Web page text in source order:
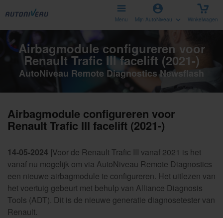
Menu Mijn AutoNiveau Winkelwagen
Airbagmodule configureren voor
Renault Trafic III facelift (2021-)
AutoNiveau Remote Diagnostics Newsflash
Airbagmodule configureren voor
Renault Trafic III facelift (2021-)
14-05-2024 |Voor de Renault Trafic III vanaf 2021 is het
vanaf nu mogelijk om via AutoNiveau Remote Diagnostics
een nieuwe airbagmodule te configureren. Het uitlezen van
het voertuig gebeurt met behulp van Alliance Diagnosis
Tools (ADT). Dit is de nieuwe generatie diagnosetester van
Renault.